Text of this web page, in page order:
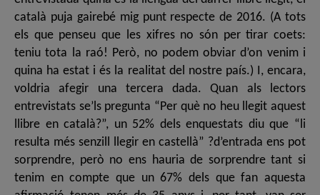
català puja gairebé mig punt respecte de 2016. (A tots
els que penseu que les xifres no són per tirar coets:
teniu tota la raó! Però, no podem obviar d’on venim i
quina ha estat i és la realitat del nostre país.) I, encara,
voldria afegir una tercera dada. Quan als lectors
entrevistats se’ls pregunta “Per què no heu llegit aquest
llibre en català?”, un 52% dels enquestats diu que “li
resulta més senzill llegir en castellà” ?d’entrada ens pot
sorprendre, però no ens hauria de sorprendre tant si
tenim en compte que un 67% dels que fan aquesta